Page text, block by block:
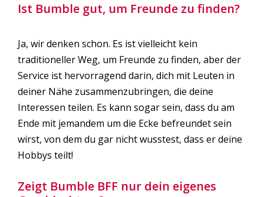
Ist Bumble gut, um Freunde zu finden?
Ja, wir denken schon. Es ist vielleicht kein
traditioneller Weg, um Freunde zu finden, aber der
Service ist hervorragend darin, dich mit Leuten in
deiner Nähe zusammenzubringen, die deine
Interessen teilen. Es kann sogar sein, dass du am
Ende mit jemandem um die Ecke befreundet sein
wirst, von dem du gar nicht wusstest, dass er deine
Hobbys teilt!
Zeigt Bumble BFF nur dein eigenes